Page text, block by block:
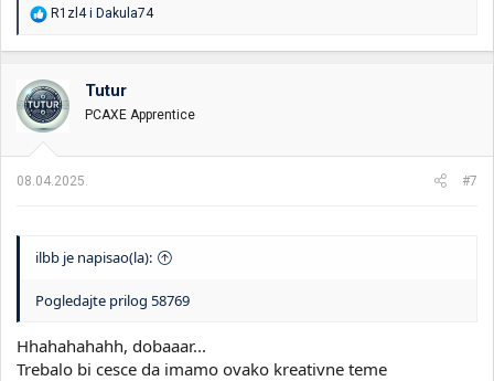
R
a
o
v
a
n
:
R1zl4i Dakula74
Tutur
PCAXE Apprentice
08.04.2025. #7
ilbb je napisao(la):
Pogledajte prilog 58769
Hhahahahahh, dobaaar...
Trebalo bi cesce da imamo ovako kreativne teme